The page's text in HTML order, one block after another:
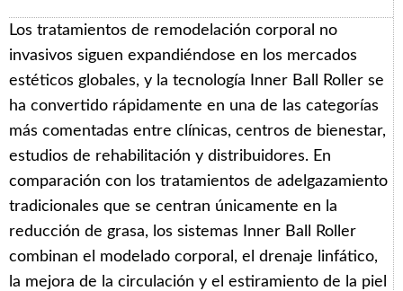
Los tratamientos de remodelación corporal no
invasivos siguen expandiéndose en los mercados
estéticos globales, y la tecnología Inner Ball Roller se
ha convertido rápidamente en una de las categorías
más comentadas entre clínicas, centros de bienestar,
estudios de rehabilitación y distribuidores. En
comparación con los tratamientos de adelgazamiento
tradicionales que se centran únicamente en la
reducción de grasa, los sistemas Inner Ball Roller
combinan el modelado corporal, el drenaje linfático,
la mejora de la circulación y el estiramiento de la piel